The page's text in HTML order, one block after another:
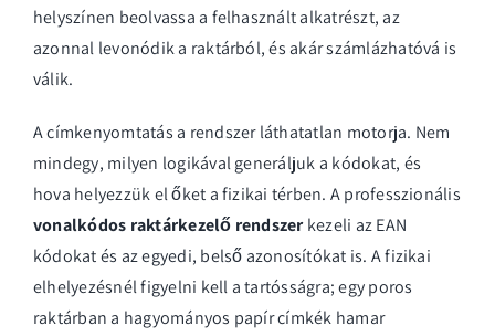
helyszínen beolvassa a felhasznált alkatrészt, az
azonnal levonódik a raktárból, és akár számlázhatóvá is
válik.
A címkenyomtatás a rendszer láthatatlan motorja. Nem
mindegy, milyen logikával generáljuk a kódokat, és
hova helyezzük el őket a fizikai térben. A professzionális
vonalkódos raktárkezelő rendszerkezeli az EAN
kódokat és az egyedi, belső azonosítókat is. A fizikai
elhelyezésnél figyelni kell a tartósságra; egy poros
raktárban a hagyományos papír címkék hamar